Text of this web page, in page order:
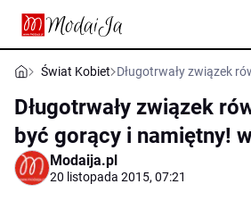
Świat Kobiet Długotrwały związek
Długotrwały związek
być gorący i namiętny!
Modaija.pl
20 listopada 2015, 07:21